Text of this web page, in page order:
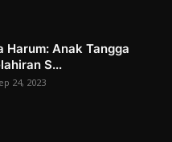
Harum: Anak Tangga
S...
24, 2023